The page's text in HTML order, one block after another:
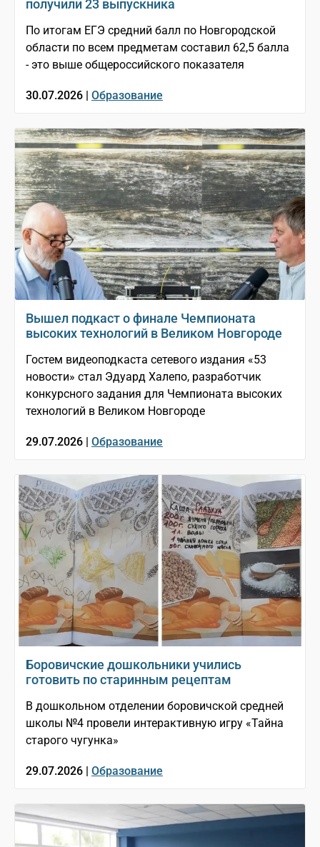
получили 23 выпускника
По итогам ЕГЭ средний балл по Новгородской
области по всем предметам составил 62,5 балла
- это выше общероссийского показателя
30.07.2026 | Образование
Вышел подкаст о финале Чемпионата
высоких технологий в Великом Новгороде
Гостем видеоподкаста сетевого издания «53
новости» стал Эдуард Халепо, разработчик
конкурсного задания для Чемпионата высоких
технологий в Великом Новгороде
29.07.2026 | Образование
Боровичские дошкольники учились
готовить по старинным рецептам
В дошкольном отделении боровичской средней
школы №4 провели интерактивную игру «Тайна
старого чугунка»
29.07.2026 | Образование